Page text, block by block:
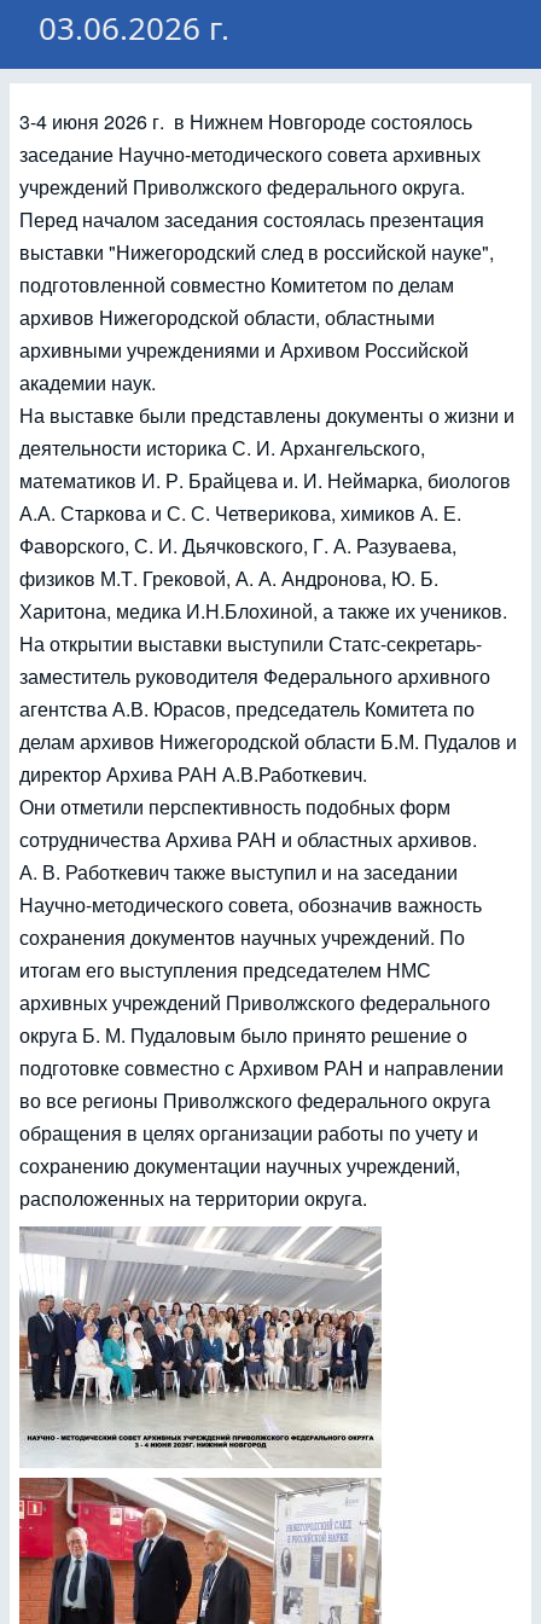
03.06.2026 г.
3-4 июня 2026 г. в Нижнем Новгороде состоялось
заседание Научно-методического совета архивных
учреждений Приволжского федерального округа.
Перед началом заседания состоялась презентация
выставки "Нижегородский след в российской науке",
подготовленной совместно Комитетом по делам
архивов Нижегородской области, областными
архивными учреждениями и Архивом Российской
академии наук.
На выставке были представлены документы о жизни и
деятельности историка С. И. Архангельского,
математиков И. Р. Брайцева и. И. Неймарка, биологов
А.А. Старкова и С. С. Четверикова, химиков А. Е.
Фаворского, С. И. Дьячковского, Г. А. Разуваева,
физиков М.Т. Грековой, А. А. Андронова, Ю. Б.
Харитона, медика И.Н.Блохиной, а также их учеников.
На открытии выставки выступили Статс-секретарь-
заместитель руководителя Федерального архивного
агентства А.В. Юрасов, председатель Комитета по
делам архивов Нижегородской области Б.М. Пудалов и
директор Архива РАН А.В.Работкевич.
Они отметили перспективность подобных форм
сотрудничества Архива РАН и областных архивов.
А. В. Работкевич также выступил и на заседании
Научно-методического совета, обозначив важность
сохранения документов научных учреждений. По
итогам его выступления председателем НМС
архивных учреждений Приволжского федерального
округа Б. М. Пудаловым было принято решение о
подготовке совместно с Архивом РАН и направлении
во все регионы Приволжского федерального округа
обращения в целях организации работы по учету и
сохранению документации научных учреждений,
расположенных на территории округа.